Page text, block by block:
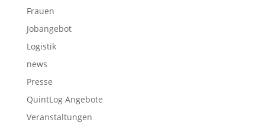
Frauen
Jobangebot
Logistik
news
Presse
QuintLog Angebote
Veranstaltungen